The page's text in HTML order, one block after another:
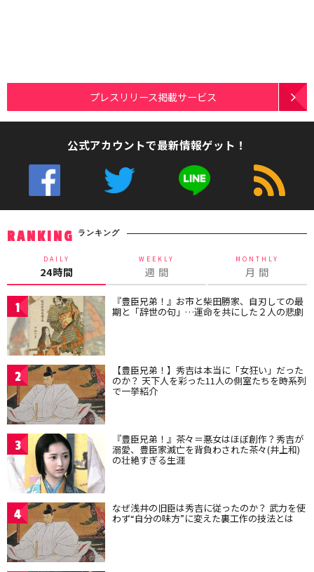
プレスリリース掲載サービス
公式アカウントで最新情報ゲット！
RANKING ランキング
DAILY
24時間
WEEKLY
週 間
MONTHLY
月 間
1 『豊臣兄弟！』お市と柴田勝家、自刃しての最
期と「辞世の句」…運命を共にした２人の悲劇
2 【豊臣兄弟！】秀吉は本当に「女狂い」だった
のか？ 天下人を彩った11人の側室たちを時系列
で一挙紹介
3 『豊臣兄弟！』茶々＝悪女はほぼ創作？秀吉が
溺愛、豊臣家滅亡を背負わされた茶々(井上和)
の壮絶すぎる生涯
4 なぜ浅井の旧臣は秀吉に従ったのか？ 武力を使
わず“自分の味方”に変えた裏工作の技法とは